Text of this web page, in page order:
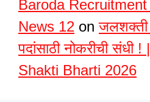
Baroda
News 12 onजलशक्ती
पदांसाठी नोकरीची
Shakti Bharti 2026